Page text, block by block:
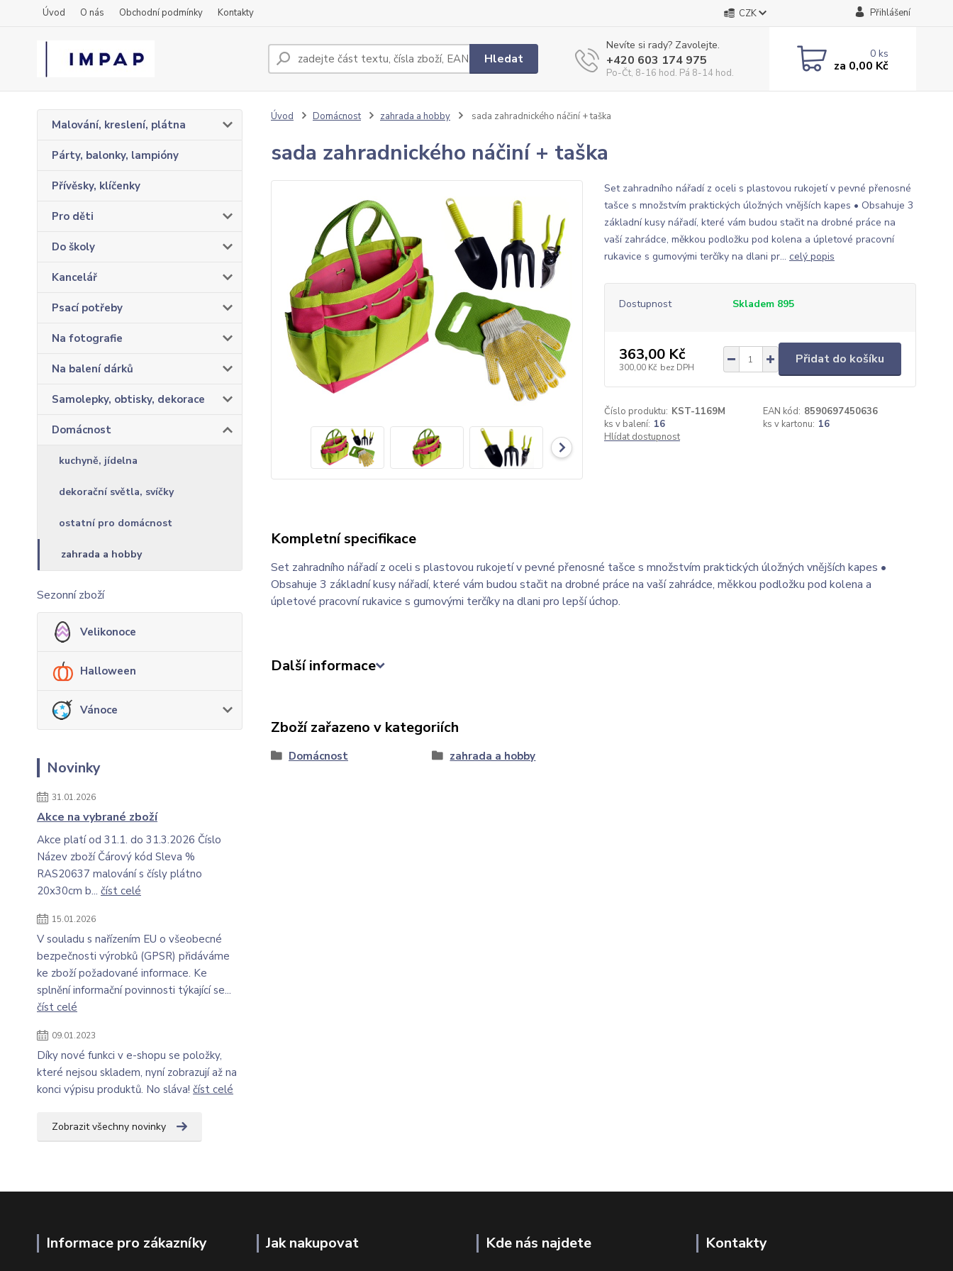
Úvod O nás Obchodní podmínky Kontakty CZK Přihlášení
Hledat
Nevíte si rady? Zavolejte.
+420 603 174 975
Po-Čt, 8-16 hod. Pá 8-14 hod.
0ks
za 0,00 Kč
Malování, kreslení, plátna
Párty, balonky, lampióny
Přívěsky, klíčenky
Pro děti
Do školy
Kancelář
Psací potřeby
Na fotografie
Na balení dárků
Samolepky, obtisky, dekorace
Domácnost
kuchyně, jídelna
dekorační světla, svíčky
ostatní pro domácnost
zahrada a hobby
Sezonní zboží
Velikonoce
Halloween
Vánoce
Novinky
31.01.2026
Akce na vybrané zboží
Akce platí od 31.1. do 31.3.2026 Číslo
Název zboží Čárový kód Sleva %
RAS20637 malování s čísly plátno
20x30cm b... číst celé
15.01.2026
V souladu s nařízením EU o všeobecné
bezpečnosti výrobků (GPSR) přidáváme
ke zboží požadované informace. Ke
splnění informační povinnosti týkající se...
číst celé
09.01.2023
Díky nové funkci v e-shopu se položky,
které nejsou skladem, nyní zobrazují až na
konci výpisu produktů. No sláva! číst celé
Zobrazit všechny novinky
Úvod Domácnost zahrada a hobby sada zahradnického náčiní + taška
sada zahradnického náčiní + taška
Set zahradního nářadí z oceli s plastovou rukojetí v pevné přenosné
tašce s množstvím praktických úložných vnějších kapes • Obsahuje 3
základní kusy nářadí, které vám budou stačit na drobné práce na
vaší zahrádce, měkkou podložku pod kolena a úpletové pracovní
rukavice s gumovými terčíky na dlani pr... celý popis
Dostupnost Skladem 895
363,00 Kč
300,00 Kč bez DPH
Přidat do košíku
Číslo produktu: KST-1169M EAN kód: 8590697450636
ks v balení: 16 ks v kartonu: 16
Hlídat dostupnost
Kompletní specifikace
Set zahradního nářadí z oceli s plastovou rukojetí v pevné přenosné tašce s množstvím praktických úložných vnějších kapes •
Obsahuje 3 základní kusy nářadí, které vám budou stačit na drobné práce na vaší zahrádce, měkkou podložku pod kolena a
úpletové pracovní rukavice s gumovými terčíky na dlani pro lepší úchop.
Další informace
Zboží zařazeno v kategoriích
Domácnost zahrada a hobby
Informace pro zákazníky Jak nakupovat Kde nás najdete Kontakty